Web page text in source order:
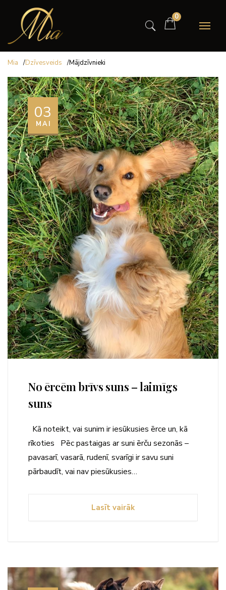
0
Mia /Dzīvesveids /Mājdzīvnieki
03
MAI
No ērcēm brīvs suns – laimīgs
suns
Kā noteikt, vai sunim ir iesūkusies ērce un, kā
rīkoties Pēc pastaigas ar suni ērču sezonās –
pavasarī, vasarā, rudenī, svarīgi ir savu suni
pārbaudīt, vai nav piesūkusies…
Lasīt vairāk